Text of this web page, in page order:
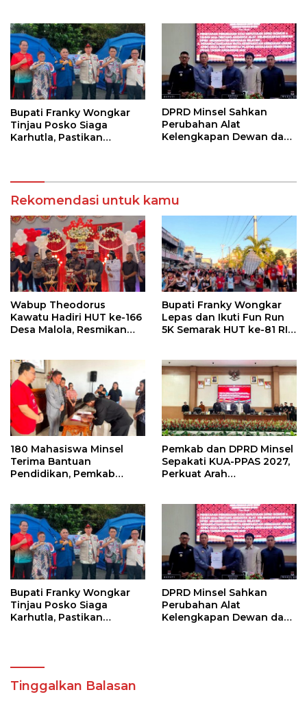
Bupati Franky Wongkar
Tinjau Posko Siaga
Karhutla, Pastikan
DPRD Minsel Sahkan
Perubahan Alat
Kelengkapan Dewan dan
Rekomendasi untuk kamu
Wabup Theodorus
Kawatu Hadiri HUT ke-166
Desa Malola, Resmikan
Bupati Franky Wongkar
Lepas dan Ikuti Fun Run
5K Semarak HUT ke-81 RI
180 Mahasiswa Minsel
Terima Bantuan
Pendidikan, Pemkab
Pemkab dan DPRD Minsel
Sepakati KUA-PPAS 2027,
Perkuat Arah
Bupati Franky Wongkar
Tinjau Posko Siaga
Karhutla, Pastikan
DPRD Minsel Sahkan
Perubahan Alat
Kelengkapan Dewan dan
Tinggalkan Balasan